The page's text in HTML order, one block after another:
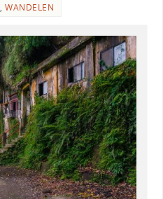
,WANDELEN